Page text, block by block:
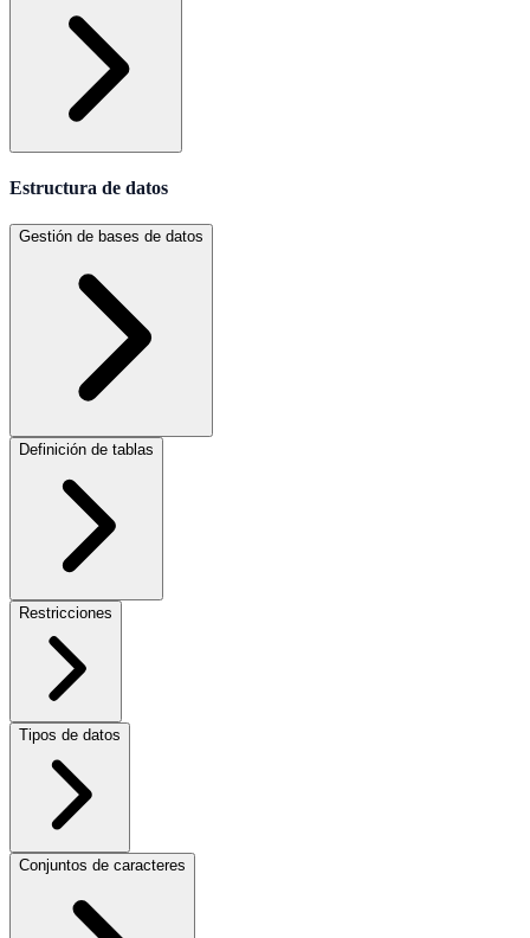
Estructura de datos
Gestión de bases de datos
Definición de tablas
Restricciones
Tipos de datos
Conjuntos de caracteres